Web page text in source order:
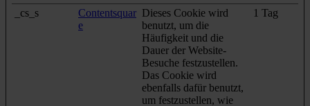
_cs_s
Contentsquar
e
Dieses Cookie wird
benutzt, um die
Häufigkeit und die
Dauer der Website-
Besuche festzustellen.
Das Cookie wird
ebenfalls dafür benutzt,
um festzustellen, wie
1 Tag